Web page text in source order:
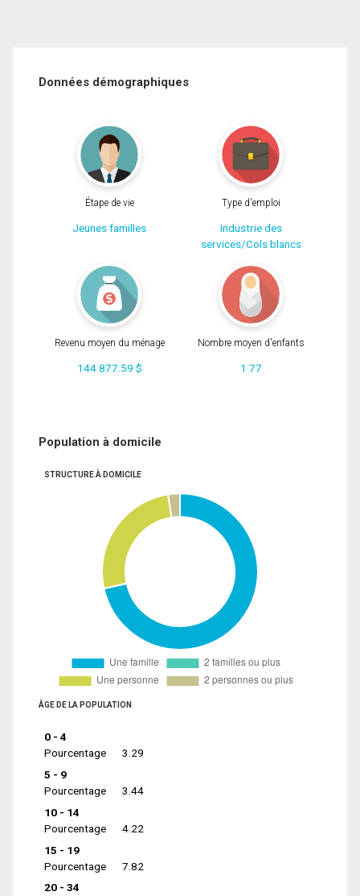
Données démographiques
Étape de vie
Jeunes familles
Type d'emploi
Industrie des
services/Cols blancs
Revenu moyen du ménage
144 877.59 $
Nombre moyen d'enfants
1.77
Population à domicile
STRUCTURE À DOMICILE
ÂGE DE LA POPULATION
0 - 4
Pourcentage
3.29
5 - 9
Pourcentage
3.44
10 - 14
Pourcentage
4.22
15 - 19
Pourcentage
7.82
20 - 34